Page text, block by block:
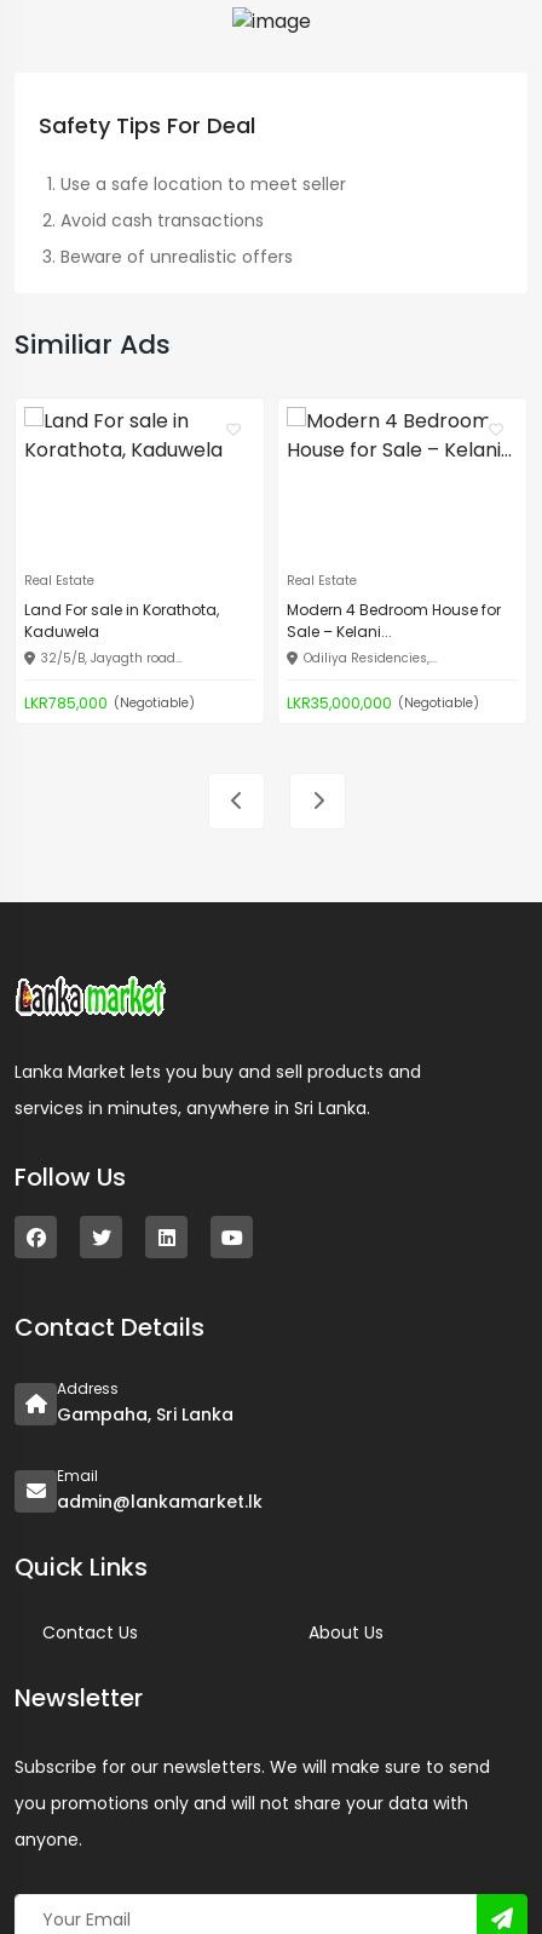
Safety Tips For Deal
Use a safe location to meet seller
Avoid cash transactions
Beware of unrealistic offers
Similiar Ads
Real Estate
Land For sale in Korathota,
Kaduwela
32/5/B, Jayagth road...
LKR785,000 (Negotiable)
Real Estate
Modern 4 Bedroom House for
Sale – Kelani...
Odiliya Residencies,...
LKR35,000,000 (Negotiable)
Lanka Market lets you buy and sell products and
services in minutes, anywhere in Sri Lanka.
Follow Us
Contact Details
Address
Gampaha, Sri Lanka
Email
admin@lankamarket.lk
Quick Links
Contact Us About Us
Newsletter
Subscribe for our newsletters. We will make sure to send
you promotions only and will not share your data with
anyone.